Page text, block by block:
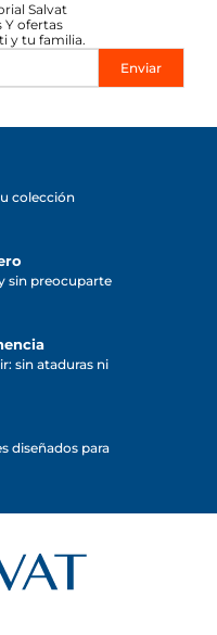
Salvat
Y ofertas
y tu familia.
Enviar
colección
sin preocuparte
sin ataduras ni
diseñados para